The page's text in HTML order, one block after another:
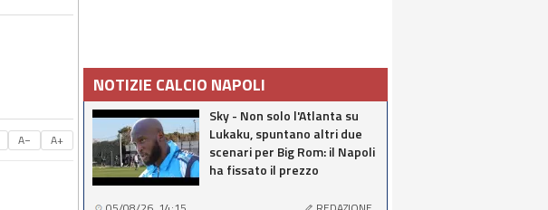
A− A+
NOTIZIE CALCIO NAPOLI
Sky - Non solo l'Atlanta su
Lukaku, spuntano altri due
scenari per Big Rom: il Napoli
ha fissato il prezzo